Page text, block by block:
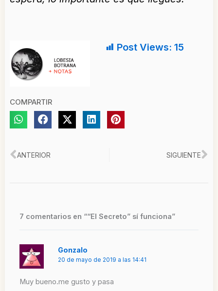
Post Views: 15
COMPARTIR
Ant
ANTERIOR SIGUIENTE
7 comentarios en ““El Secreto” sí funciona”
Gonzalo
20 de mayo de 2019 a las 14:41
Muy bueno.me gusto y pasa